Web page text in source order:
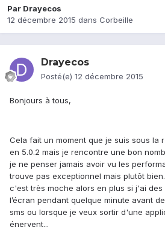
Par Drayecos
12 décembre 2015 dans Corbeille
Drayecos
Posté(e) 12 décembre 2015
Bonjours à tous,
Cela fait un moment que je suis sous la
en 5.0.2 mais je rencontre une bon
je ne penser jamais avoir vu les
trouve pas exceptionnel mais plutôt
c'est très moche alors en plus si j'ai
l’écran pendant quelque minute avant
sms ou lorsque je veux sortir d'une
énervent...